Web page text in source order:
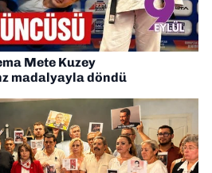
Mete Kuzey
madalyayla döndü